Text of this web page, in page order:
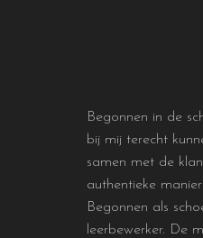
Begonnen in de
bij mij terecht
samen met de
authentieke
Begonnen als
leerbewerker. De